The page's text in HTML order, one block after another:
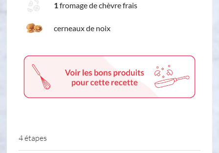
1fromage de chèvre frais
cerneaux de noix
4 étapes